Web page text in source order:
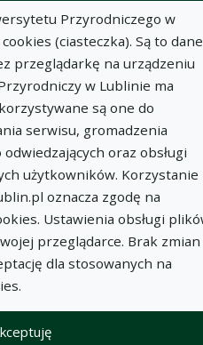
Przyrodniczego w
(ciasteczka). Są to dane
przeglądarkę na urządzeniu
w Lublinie ma
są one do
serwisu, gromadzenia
oraz obsługi
użytkowników. Korzystanie
oznacza zgodę na
Ustawienia obsługi
przeglądarce. Brak zmian
dla stosowanych na